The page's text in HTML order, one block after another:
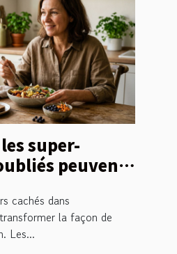
super-
peuvent
votre
?
cachés dans
la façon de
Les...